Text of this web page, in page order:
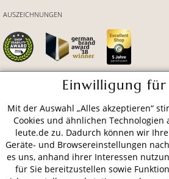
VERSAND
AUSZEICHNUNGEN
Einwilligung für
Mit der Auswahl „Alles akzeptieren“
Cookies und ähnlichen Technologien
leute.de zu. Dadurch können wir
Geräte- und Browsereinstellungen
es uns, anhand ihrer Interessen
für Sie bereitzustellen sowie